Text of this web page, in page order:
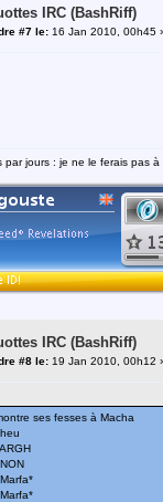
IRC (BashRiff)
#7 le: 16 Jan 2010, 00h45
par jours : je ne le ferais pas
IRC (BashRiff)
#8 le: 19 Jan 2010, 00h12
ses fesses à Macha